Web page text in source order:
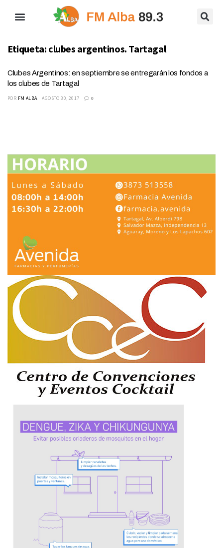
Etiqueta: clubes argentinos. Tartagal
Clubes Argentinos: en septiembre se entregarán los fondos a
los clubes de Tartagal
POR FM ALBA AGOSTO 30, 2017 0